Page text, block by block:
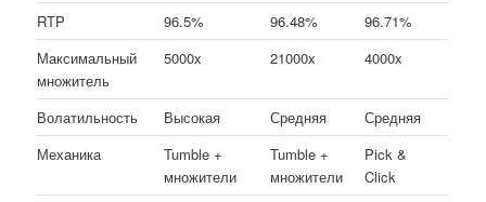
RTP 96.5% 96.48%
96.71%
Максимальный
множитель
5000x 21000x 4000x
Волатильность Высокая Средняя
Средняя
Механика
Tumble +
множители
Tumble +
множители
Pick &
Click